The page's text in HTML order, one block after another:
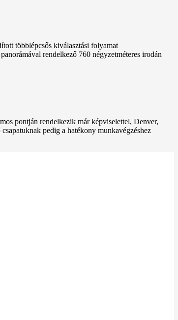
többlépcsős kiválasztási folyamat
rendelkező 760 négyzetméteres irodán
pontján rendelkezik már képviselettel, Denver,
pedig a hatékony munkavégzéshez